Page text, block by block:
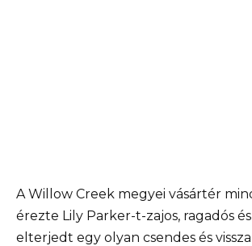
A Willow Creek megyei vásártér
érezte Lily Parker-t-zajos, ragadós
elterjedt egy olyan csendes és